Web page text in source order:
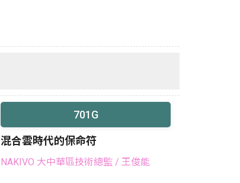
701G
混合雲時代的保命符
NAKIVO 大中華區技術總監/ 王俊能